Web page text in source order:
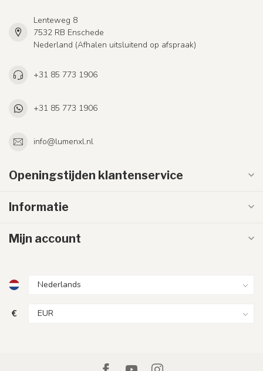
Lenteweg 8
7532 RB Enschede
Nederland (Afhalen uitsluitend op afspraak)
+31 85 773 1906
+31 85 773 1906
info@lumenxl.nl
Openingstijden klantenservice
Informatie
Mijn account
€